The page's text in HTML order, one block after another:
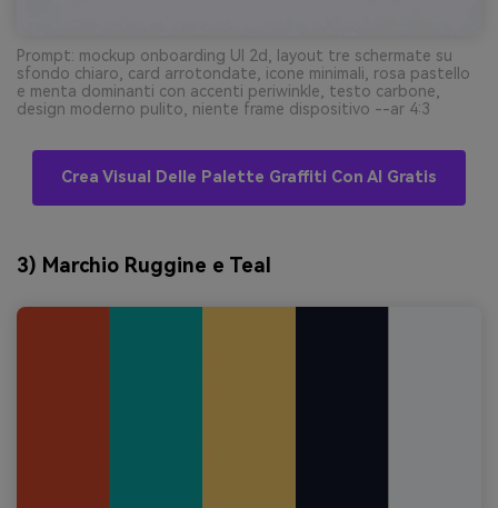
Prompt: mockup onboarding UI 2d, layout tre schermate su
sfondo chiaro, card arrotondate, icone minimali, rosa pastello
e menta dominanti con accenti periwinkle, testo carbone,
design moderno pulito, niente frame dispositivo --ar 4:3
Crea Visual Delle Palette Graffiti Con AI Gratis
3) Marchio Ruggine e Teal